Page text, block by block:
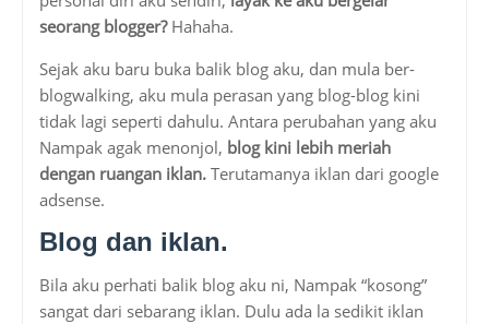
seorang blogger? Hahaha.
Sejak aku baru buka balik blog aku, dan mula ber-
blogwalking, aku mula perasan yang blog-blog kini
tidak lagi seperti dahulu. Antara perubahan yang aku
Nampak agak menonjol, blog kini lebih meriah
dengan ruangan iklan. Terutamanya iklan dari google
adsense.
Blog dan iklan.
Bila aku perhati balik blog aku ni, Nampak “kosong”
sangat dari sebarang iklan. Dulu ada la sedikit iklan